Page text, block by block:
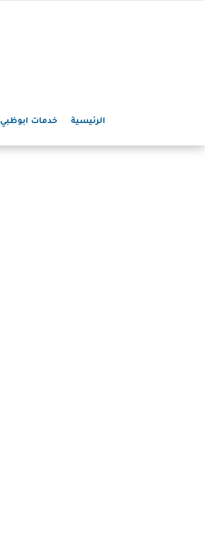
الرئيسية خدمات ابوظبي